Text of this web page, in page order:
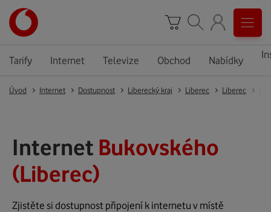
Tarify Internet Televize Obchod Nabídky
Úvod Internet Dostupnost Liberecký kraj Liberec Liberec
Internet Bukovského
(Liberec)
Zjistěte si dostupnost připojení k internetu v místě